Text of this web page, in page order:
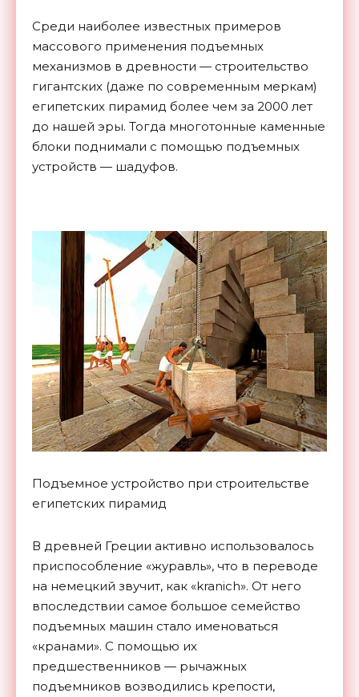
Среди наиболее известных примеров
массового применения подъемных
механизмов в древности — строительство
гигантских (даже по современным меркам)
египетских пирамид более чем за 2000 лет
до нашей эры. Тогда многотонные каменные
блоки поднимали с помощью подъемных
устройств — шадуфов.
Подъемное устройство при строительстве
египетских пирамид
В древней Греции активно использовалось
приспособление «журавль», что в переводе
на немецкий звучит, как «kranich». От него
впоследствии самое большое семейство
подъемных машин стало именоваться
«кранами». С помощью их
предшественников — рычажных
подъемников возводились крепости,